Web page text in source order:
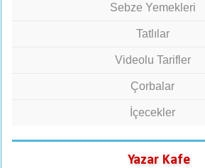
Sebze Yemekleri
Tatlılar
Videolu Tarifler
Çorbalar
İçecekler
Yazar Kafe